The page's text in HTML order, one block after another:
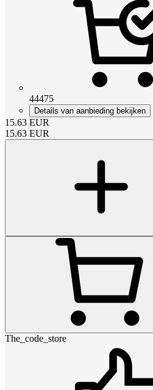
44475
Details van aanbieding bekijken
15.63 EUR
15.63 EUR
The_code_store